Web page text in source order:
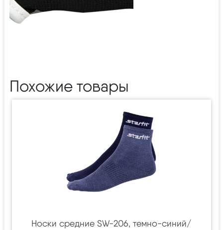
Похожие товары
Носки средние SW-206, темно-синий/